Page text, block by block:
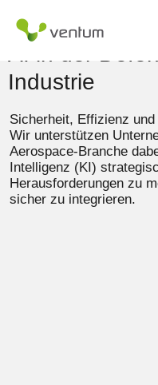
Inhalt
springen
Industrie
Sicherheit, Effizienz
Wir unterstützen
Aerospace-Branche
Intelligenz (KI)
Herausforderungen zu
sicher zu integrieren.